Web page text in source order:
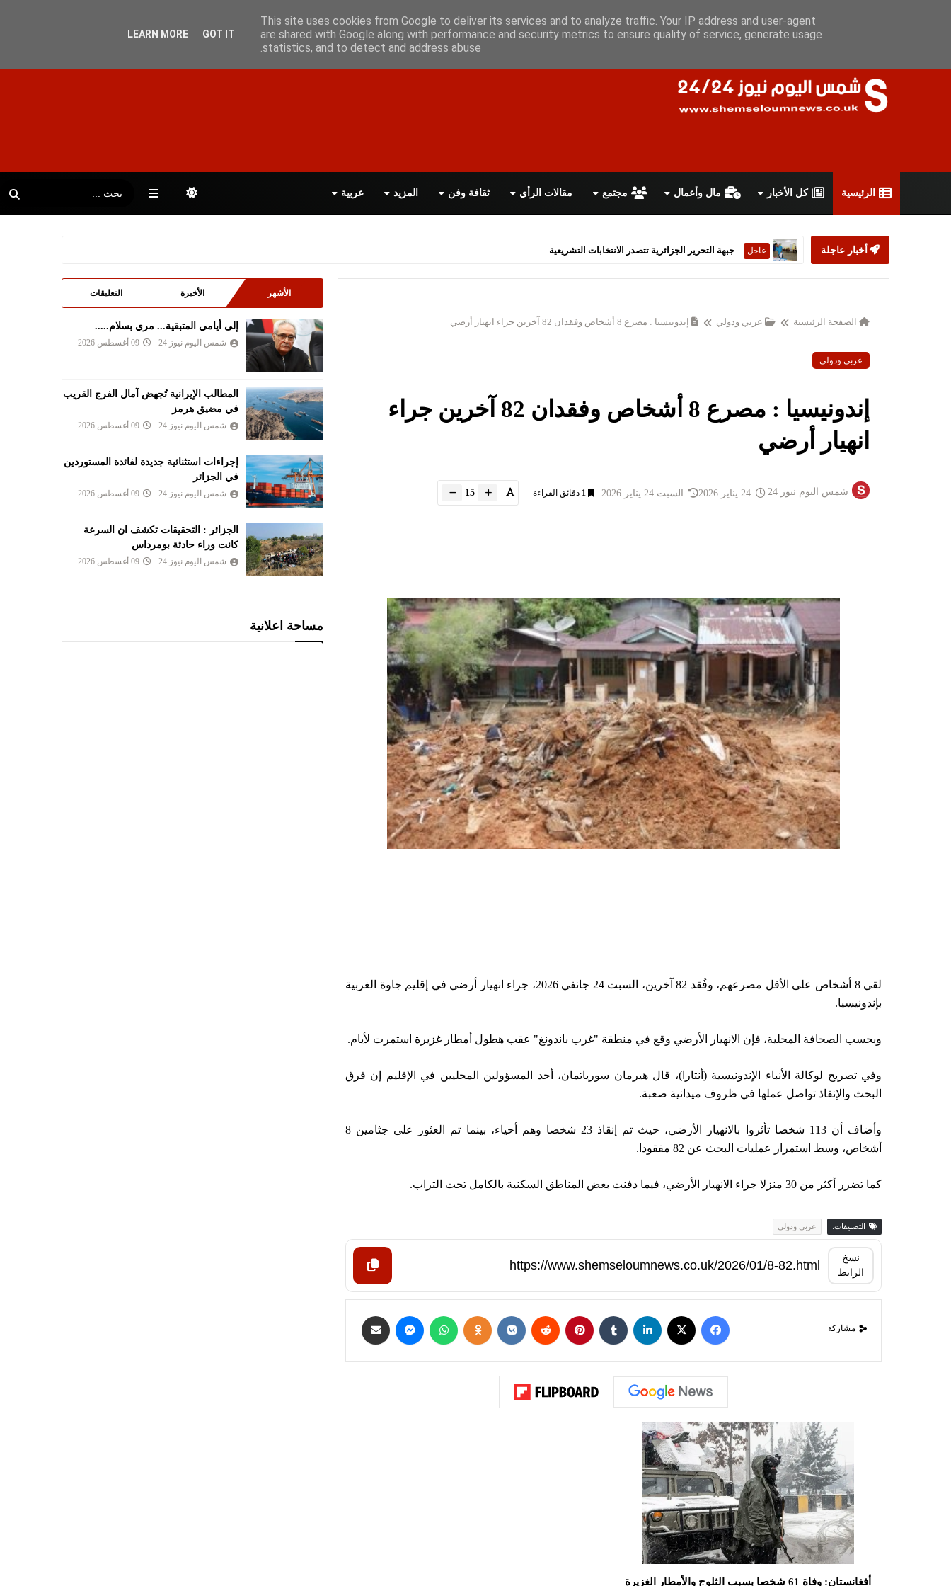
سياسة الخصوصية اتفاقية الاستخدام أعلن معانا اتصل بنا اقرأ الصحيفة PDF
الرئيسية كل الأخبار مال وأعمال مجتمع مقالات الرأي ثقافة وفن المزيد عربية
أخبار عاجلة عاجل ستارمر يعلن استقالته من رئاسة الحكومة البريطانية
الصفحة الرئيسية عربي ودولي إندونيسيا : مصرع 8 أشخاص وفقدان 82 آخرين جراء انهيار أرضي
عربي ودولي
إندونيسيا : مصرع 8 أشخاص وفقدان 82 آخرين جراء
انهيار أرضي
شمس اليوم نيوز 24 السبت 24 يناير 2026 1 دقائق القراءة 15
لقي 8 أشخاص على الأقل مصرعهم، وفُقد 82 آخرين، السبت 24 جانفي 2026، جراء انهيار أرضي في إقليم جاوة الغربية
بإندونيسيا.
وبحسب الصحافة المحلية، فإن الانهيار الأرضي وقع في منطقة "غرب باندونغ" عقب هطول أمطار غزيرة استمرت لأيام.
وفي تصريح لوكالة الأنباء الإندونيسية (أنتارا)، قال هيرمان سورياتمان، أحد المسؤولين المحليين في الإقليم إن فرق
البحث والإنقاذ تواصل عملها في ظروف ميدانية صعبة.
وأضاف أن 113 شخصا تأثروا بالانهيار الأرضي، حيث تم إنقاذ 23 شخصا وهم أحياء، بينما تم العثور على جثامين 8
أشخاص، وسط استمرار عمليات البحث عن 82 مفقودا.
كما تضرر أكثر من 30 منزلا جراء الانهيار الأرضي، فيما دفنت بعض المناطق السكنية بالكامل تحت التراب.
التصنيفات: عربي ودولي
نسخ
الرابط
مشاركة
أفغانستان: وفاة 61 شخصا بسبب الثلوج والأمطار الغزيرة
الأشهر الأخيرة التعليقات
إلى أيامي المتبقية... مري بسلام.....
شمس اليوم نيوز 24 09 أغسطس 2026
المطالب الإيرانية تُجهض آمال الفرج القريب
في مضيق هرمز
شمس اليوم نيوز 24 09 أغسطس 2026
إجراءات استثنائية جديدة لفائدة المستوردين
في الجزائر
شمس اليوم نيوز 24 09 أغسطس 2026
الجزائر : التحقيقات تكشف ان السرعة
كانت وراء حادثة بومرداس
شمس اليوم نيوز 24 09 أغسطس 2026
مساحة اعلانية
This site uses cookies from Google to deliver its services and to analyze traffic. Your IP address and user-agent
are shared with Google along with performance and security metrics to ensure quality of service, generate usage
statistics, and to detect and address abuse.
LEARN MORE GOT IT